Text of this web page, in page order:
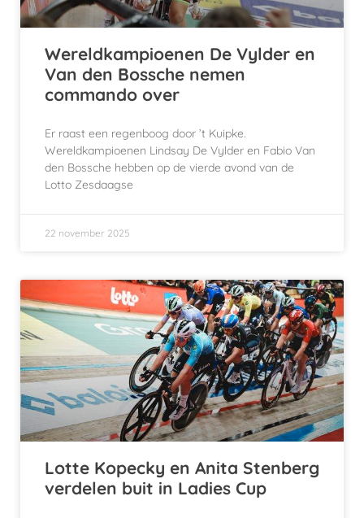
Wereldkampioenen De Vylder en
Van den Bossche nemen
commando over
Er raast een regenboog door ’t Kuipke.
Wereldkampioenen Lindsay De Vylder en Fabio Van
den Bossche hebben op de vierde avond van de
Lotto Zesdaagse
22 november 2025
Lotte Kopecky en Anita Stenberg
verdelen buit in Ladies Cup